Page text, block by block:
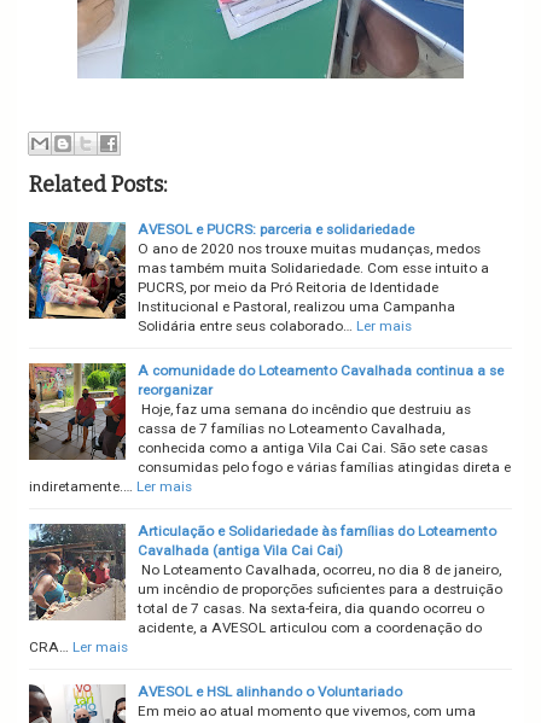
Related Posts:
AVESOL e PUCRS: parceria e solidariedade
O ano de 2020 nos trouxe muitas mudanças, medos
mas também muita Solidariedade. Com esse intuito a
PUCRS, por meio da Pró Reitoria de Identidade
Institucional e Pastoral, realizou uma Campanha
Solidária entre seus colaborado… Ler mais
A comunidade do Loteamento Cavalhada continua a se
reorganizar
Hoje, faz uma semana do incêndio que destruiu as
cassa de 7 famílias no Loteamento Cavalhada,
conhecida como a antiga Vila Cai Cai. São sete casas
consumidas pelo fogo e várias famílias atingidas direta e
indiretamente.… Ler mais
Articulação e Solidariedade às famílias do Loteamento
Cavalhada (antiga Vila Cai Cai)
No Loteamento Cavalhada, ocorreu, no dia 8 de janeiro,
um incêndio de proporções suficientes para a destruição
total de 7 casas. Na sexta-feira, dia quando ocorreu o
acidente, a AVESOL articulou com a coordenação do
CRA… Ler mais
AVESOL e HSL alinhando o Voluntariado
Em meio ao atual momento que vivemos, com uma